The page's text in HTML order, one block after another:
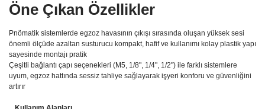
Öne Çıkan Özellikler
Pnömatik sistemlerde egzoz havasının çıkışı sırasında oluşan yüksek sesi
önemli ölçüde azaltan susturucu kompakt, hafif ve kullanımı kolay plastik yapı
sayesinde montajı pratik
Çeşitli bağlantı çapı seçenekleri (M5, 1/8", 1/4", 1/2") ile farklı sistemlere
uyum, egzoz hattında sessiz tahliye sağlayarak işyeri konforu ve güvenliğini
artırır